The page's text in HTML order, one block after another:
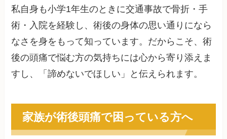
私自身も小学1年生のときに交通事故で骨折・手
術・入院を経験し、術後の身体の思い通りになら
なさを身をもって知っています。だからこそ、術
後の頭痛で悩む方の気持ちには心から寄り添えま
すし、「諦めないでほしい」と伝えられます。
家族が術後頭痛で困っている方へ